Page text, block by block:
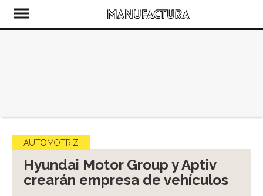
AUTOMOTRIZ
Hyundai Motor Group y Aptiv
crearán empresa de vehículos